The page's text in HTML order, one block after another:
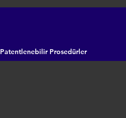
Patentlenebilir Prosedürler